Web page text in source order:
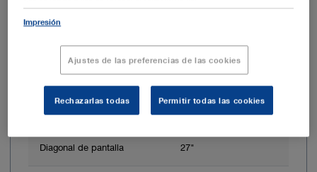
Diagonal de pantalla 27"
Impresión
Ajustes de las preferencias de las cookies
Rechazarlas todas Permitir todas las cookies